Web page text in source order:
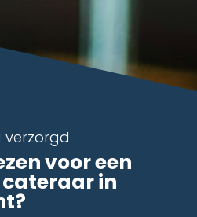
verzorgd
voor een
in